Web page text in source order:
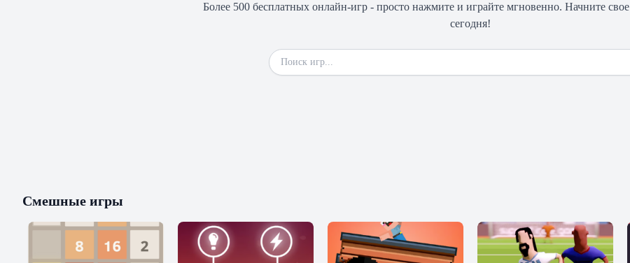
Более 500 бесплатных онлайн-игр - просто нажмите и играйте мгновенно. Начните
сегодня!
Смешные игры